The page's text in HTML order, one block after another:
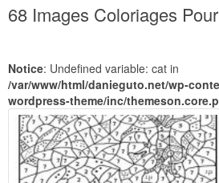
68 Images Coloriages
Notice: Undefined variable: cat in
/var/www/html/danieguto.net/wp-
wordpress-theme/inc/